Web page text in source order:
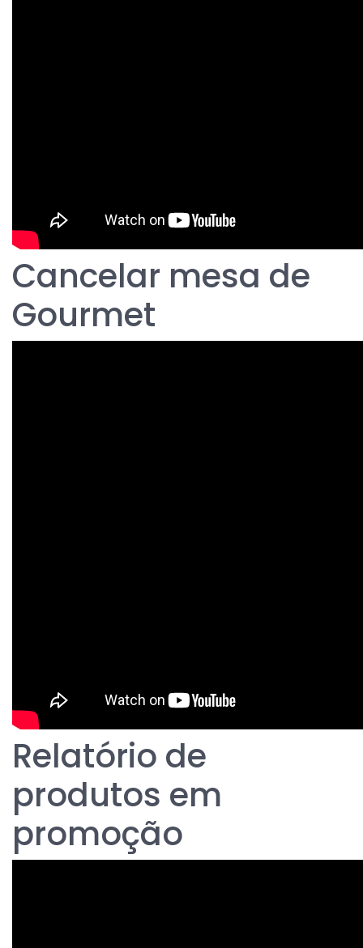
Cancelar mesa de
Gourmet
Relatório de
produtos em
promoção